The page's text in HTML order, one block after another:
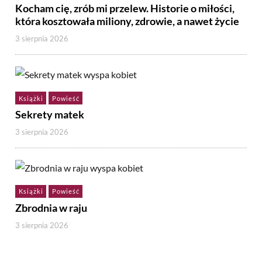
Kocham cię, zrób mi przelew. Historie o miłości,
która kosztowała miliony, zdrowie, a nawet życie
3 sierpnia 2026
Książki Powieść
Sekrety matek
3 sierpnia 2026
Książki Powieść
Zbrodnia w raju
3 sierpnia 2026